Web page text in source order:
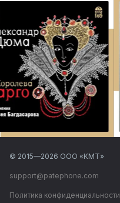
© 2015—2026 ООО «КМТ»
support@patephone.com
Политика конфиденциальности